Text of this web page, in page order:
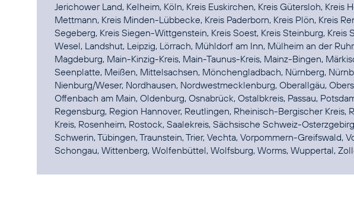
Jerichower Land, Kelheim, Köln, Kreis Euskirchen, Kreis Gütersloh, Kreis
Mettmann, Kreis Minden-Lübbecke, Kreis Paderborn, Kreis Plön, Kreis
Segeberg, Kreis Siegen-Wittgenstein, Kreis Soest, Kreis Steinburg, Kreis
Wesel, Landshut, Leipzig, Lörrach, Mühldorf am Inn, Mülheim an der
Magdeburg, Main-Kinzig-Kreis, Main-Taunus-Kreis, Mainz-Bingen,
Seenplatte, Meißen, Mittelsachsen, Mönchengladbach, Nürnberg,
Nienburg/Weser, Nordhausen, Nordwestmecklenburg, Oberallgäu,
Offenbach am Main, Oldenburg, Osnabrück, Ostalbkreis, Passau,
Regensburg, Region Hannover, Reutlingen, Rheinisch-Bergischer Kreis,
Kreis, Rosenheim, Rostock, Saalekreis, Sächsische Schweiz-
Schwerin, Tübingen, Traunstein, Trier, Vechta, Vorpommern-Greifswald,
Schongau, Wittenberg, Wolfenbüttel, Wolfsburg, Worms, Wuppertal,